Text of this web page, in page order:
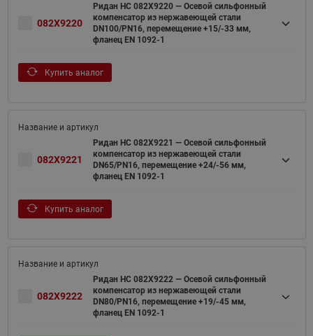
082X9220
Ридан НС 082X9220 — Осевой сильфонный
компенсатор из нержавеющей стали
DN100/PN16, перемещение +15/-33 мм,
фланец EN 1092-1
Купить аналог
082X9221
Ридан НС 082X9221 — Осевой сильфонный
компенсатор из нержавеющей стали
DN65/PN16, перемещение +24/-56 мм,
фланец EN 1092-1
Купить аналог
082X9222
Ридан НС 082X9222 — Осевой сильфонный
компенсатор из нержавеющей стали
DN80/PN16, перемещение +19/-45 мм,
фланец EN 1092-1